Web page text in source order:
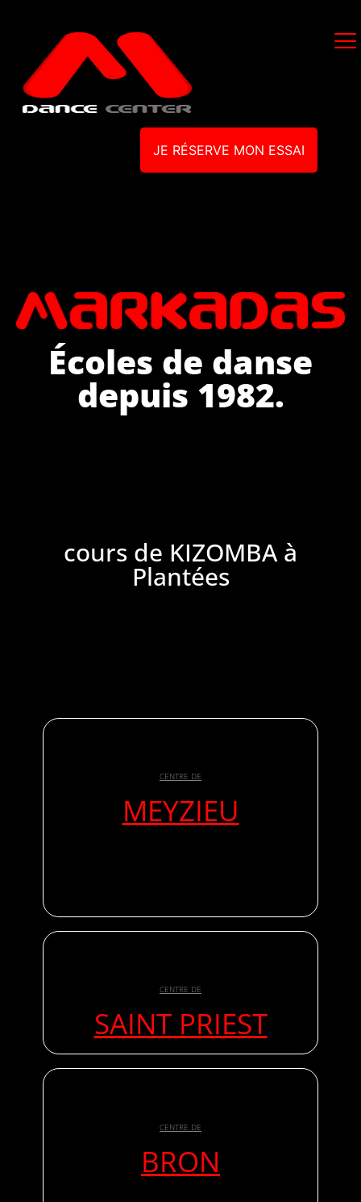
JE RÉSERVE MON ESSAI
Écoles de danse
depuis 1982.
cours de KIZOMBA à
Plantées
CENTRE DE
MEYZIEU
CENTRE DE
SAINT PRIEST
CENTRE DE
BRON